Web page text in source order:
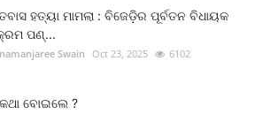
ହତ୍ୟା ମାମଲା : ବିଜେଡ଼ିର ପୂର୍ବତନ ବିଧାୟକ
ପଣ୍...
Swain Oct 23, 2025 6102
ବୋଇଲେ ?